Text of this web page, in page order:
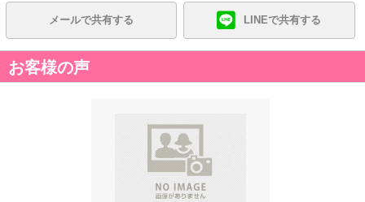
メールで共有する LINEで共有する
お客様の声